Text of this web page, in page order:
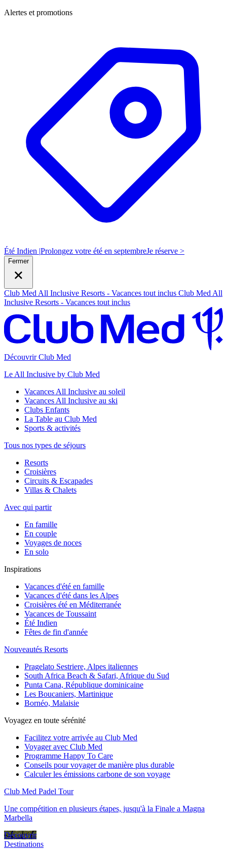
Alertes et promotions
Été Indien |Prolongez votre été en septembreJe réserve >
Fermer
Club Med All Inclusive Resorts - Vacances tout inclus Club Med All
Inclusive Resorts - Vacances tout inclus
Découvrir Club Med
Le All Inclusive by Club Med
Vacances All Inclusive au soleil
Vacances All Inclusive au ski
Clubs Enfants
La Table au Club Med
Sports & activités
Tous nos types de séjours
Resorts
Croisières
Circuits & Escapades
Villas & Chalets
Avec qui partir
En famille
En couple
Voyages de noces
En solo
Inspirations
Vacances d'été en famille
Vacances d'été dans les Alpes
Croisières été en Méditerranée
Vacances de Toussaint
Été Indien
Fêtes de fin d'année
Nouveautés Resorts
Pragelato Sestriere, Alpes italiennes
South Africa Beach & Safari, Afrique du Sud
Punta Cana, République dominicaine
Les Boucaniers, Martinique
Bornéo, Malaisie
Voyagez en toute sérénité
Facilitez votre arrivée au Club Med
Voyager avec Club Med
Programme Happy To Care
Conseils pour voyager de manière plus durable
Calculer les émissions carbone de son voyage
Club Med Padel Tour
Une compétition en plusieurs étapes, jusqu'à la Finale a Magna
Marbella
Découvrir
Destinations